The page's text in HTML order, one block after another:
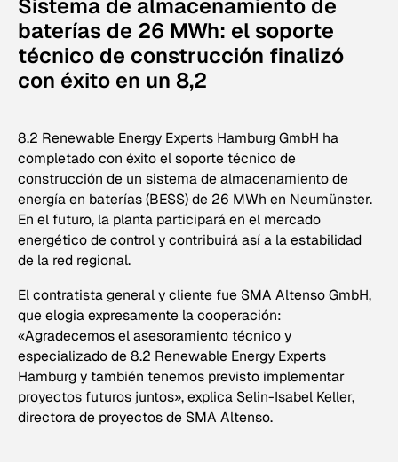
Sistema de almacenamiento de
baterías de 26 MWh: el soporte
técnico de construcción finalizó
con éxito en un 8,2
8.2 Renewable Energy Experts Hamburg GmbH ha
completado con éxito el soporte técnico de
construcción de un sistema de almacenamiento de
energía en baterías (BESS) de 26 MWh en Neumünster.
En el futuro, la planta participará en el mercado
energético de control y contribuirá así a la estabilidad
de la red regional.
El contratista general y cliente fue SMA Altenso GmbH,
que elogia expresamente la cooperación:
«Agradecemos el asesoramiento técnico y
especializado de 8.2 Renewable Energy Experts
Hamburg y también tenemos previsto implementar
proyectos futuros juntos», explica Selin-Isabel Keller,
directora de proyectos de SMA Altenso.